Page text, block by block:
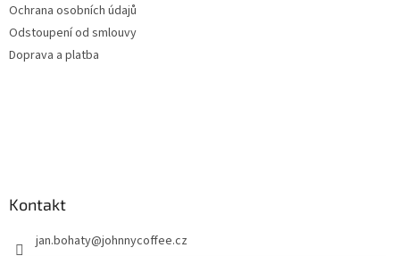
Ochrana osobních údajů
Odstoupení od smlouvy
Doprava a platba
Kontakt
jan.bohaty@johnnycoffee.cz